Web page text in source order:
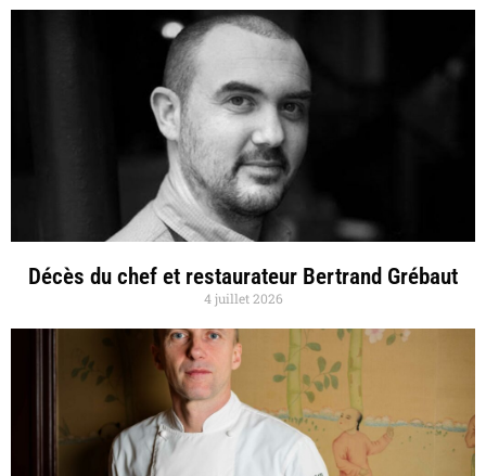
Décès du chef et restaurateur Bertrand Grébaut
4 juillet 2026